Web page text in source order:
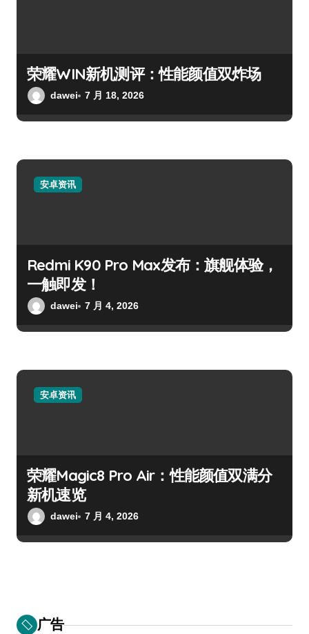
荣耀WIN新机测评：性能颜值双炸场
dawei 7 月 18, 2026
安卓资讯
Redmi K90 Pro Max发布：旗舰体验，
一触即发！
dawei 7 月 4, 2026
安卓资讯
荣耀Magic8 Pro Air：性能颜值双满分
新机速览
dawei 7 月 4, 2026
广告